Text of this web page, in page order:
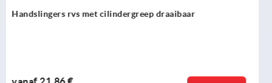
Handslingers met cilindergreep draaibaar